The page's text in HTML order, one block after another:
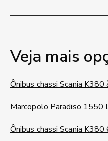
Veja mais
Ônibus chassi Scania K380
Marcopolo Paradiso 1550
Ônibus chassi Scania K380